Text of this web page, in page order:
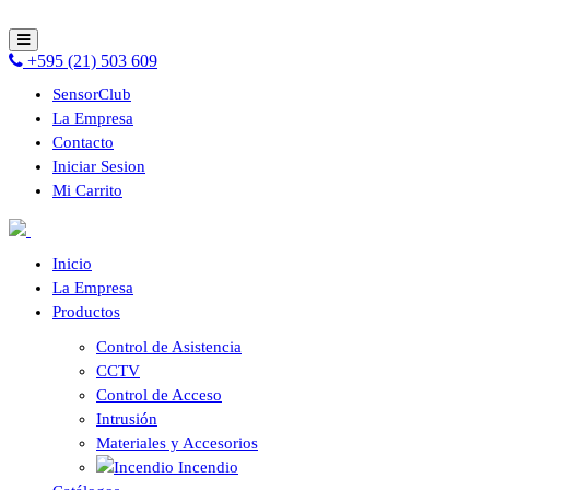
+595 (21) 503 609
SensorClub
La Empresa
Contacto
Iniciar Sesion
Mi Carrito
Inicio
La Empresa
Productos
Control de Asistencia
CCTV
Control de Acceso
Intrusión
Materiales y Accesorios
Incendio